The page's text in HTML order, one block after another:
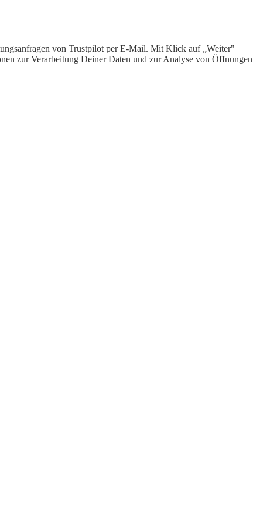
von Trustpilot per E-Mail. Mit Klick auf „Weiter"
zur Verarbeitung Deiner Daten und zur Analyse von Öffnungen